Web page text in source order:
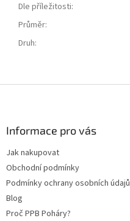
Dle příležitosti:
Průměr:
Druh:
Informace pro vás
Jak nakupovat
Obchodní podmínky
Podmínky ochrany osobních údajů
Blog
Proč PPB Poháry?